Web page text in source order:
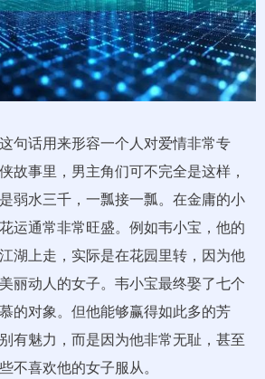
句话用来形容一个人对爱情非常专
故事里，男主角们可不完全是这样，
弱水三千，一瓢接一瓢。在金庸的小
运通常非常旺盛。例如韦小宝，他的
湖上走，实际是在花园里转，因为他
丽动人的女子。韦小宝最终娶了七个
的对象。但他能够赢得如此多的芳
有魅力，而是因为他非常无耻，甚至
不喜欢他的女子服从。